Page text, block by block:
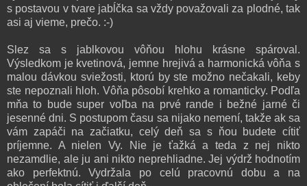
s postavou v tvare jabĺčka sa vždy považovali za plodné, tak
asi aj vieme, prečo. :-)
Slez sa s jablkovou vôňou hlohu krásne spároval.
Výsledkom je kvetinová, jemne hrejivá a harmonická vôňa s
malou dávkou sviežosti, ktorú by ste možno nečakali, keby
ste nepoznali hloh. Vôňa pôsobí krehko a romanticky. Podľa
mňa to bude super voľba na prvé rande i bežné jarné či
jesenné dni. S postupom času sa nijako nemení, takže ak sa
vám zapáči na začiatku, celý deň sa s ňou budete cítiť
príjemne. A nielen Vy. Nie je ťažká a teda z nej nikto
nezamdlie, ale ju ani nikto neprehliadne. Jej výdrž hodnotím
ako perfektnú. Vydržala po celú pracovnú dobu a na